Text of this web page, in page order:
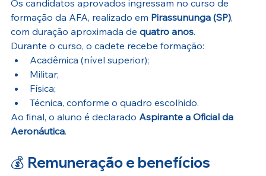
Os candidatos aprovados ingressam no curso de
formação da AFA, realizado em Pirassununga (SP),
com duração aproximada de quatro anos.
Durante o curso, o cadete recebe formação:
Acadêmica (nível superior);
Militar;
Física;
Técnica, conforme o quadro escolhido.
Ao final, o aluno é declarado Aspirante a Oficial da
Aeronáutica.
💰 Remuneração e benefícios